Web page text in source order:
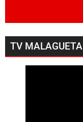
TV MALAGUETA